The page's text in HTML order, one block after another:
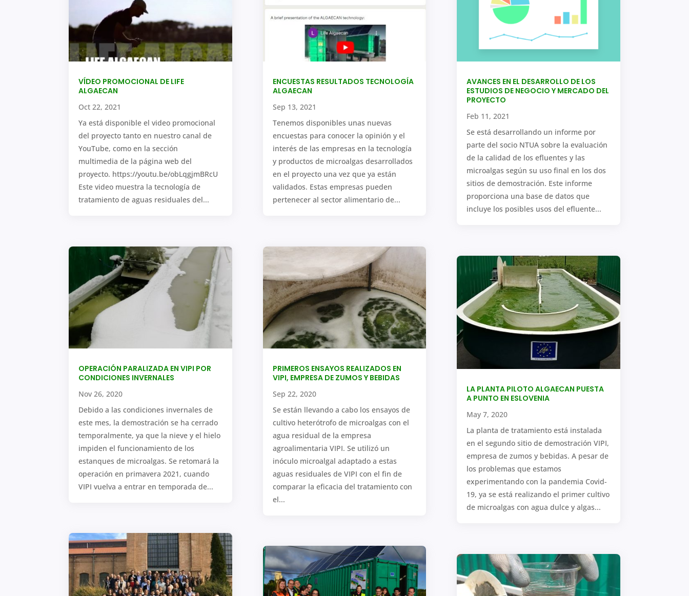
VÍDEO PROMOCIONAL DE LIFE
ALGAECAN
Oct 22, 2021
Ya está disponible el video promocional
del proyecto tanto en nuestro canal de
YouTube, como en la sección
multimedia de la página web del
proyecto. https://youtu.be/obLqgjmBRcU
Este video muestra la tecnología de
tratamiento de aguas residuales del...
OPERACIÓN PARALIZADA EN VIPI POR
CONDICIONES INVERNALES
Nov 26, 2020
Debido a las condiciones invernales de
este mes, la demostración se ha cerrado
temporalmente, ya que la nieve y el hielo
impiden el funcionamiento de los
estanques de microalgas. Se retomará la
operación en primavera 2021, cuando
VIPI vuelva a entrar en temporada de...
ENCUESTAS RESULTADOS TECNOLOGÍA
ALGAECAN
Sep 13, 2021
Tenemos disponibles unas nuevas
encuestas para conocer la opinión y el
interés de las empresas en la tecnología
y productos de microalgas desarrollados
en el proyecto una vez que ya están
validados. Estas empresas pueden
pertenecer al sector alimentario de...
PRIMEROS ENSAYOS REALIZADOS EN
VIPI, EMPRESA DE ZUMOS Y BEBIDAS
Sep 22, 2020
Se están llevando a cabo los ensayos de
cultivo heterótrofo de microalgas con el
agua residual de la empresa
agroalimentaria VIPI. Se utilizó un
inóculo microalgal adaptado a estas
aguas residuales de VIPI con el fin de
comparar la eficacia del tratamiento con
el...
AVANCES EN EL DESARROLLO DE LOS
ESTUDIOS DE NEGOCIO Y MERCADO DEL
PROYECTO
Feb 11, 2021
Se está desarrollando un informe por
parte del socio NTUA sobre la evaluación
de la calidad de los efluentes y las
microalgas según su uso final en los dos
sitios de demostración. Este informe
proporciona una base de datos que
incluye los posibles usos del efluente...
LA PLANTA PILOTO ALGAECAN PUESTA
A PUNTO EN ESLOVENIA
May 7, 2020
La planta de tratamiento está instalada
en el segundo sitio de demostración VIPI,
empresa de zumos y bebidas. A pesar de
los problemas que estamos
experimentando con la pandemia Covid-
19, ya se está realizando el primer cultivo
de microalgas con agua dulce y algas...